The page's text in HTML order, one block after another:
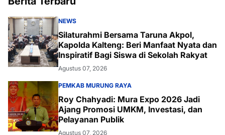
NEWS
Silaturahmi Bersama Taruna Akpol,
Kapolda Kalteng: Beri Manfaat Nyata dan
Inspiratif Bagi Siswa di Sekolah Rakyat
Agustus 07, 2026
PEMKAB MURUNG RAYA
Roy Chahyadi: Mura Expo 2026 Jadi
Ajang Promosi UMKM, Investasi, dan
Pelayanan Publik
Agustus 07, 2026